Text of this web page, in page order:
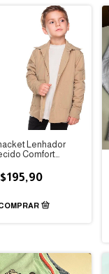
Lenhador
Comfort